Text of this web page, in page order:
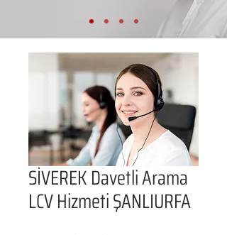
SİVEREK Davetli Arama
LCV Hizmeti ŞANLIURFA